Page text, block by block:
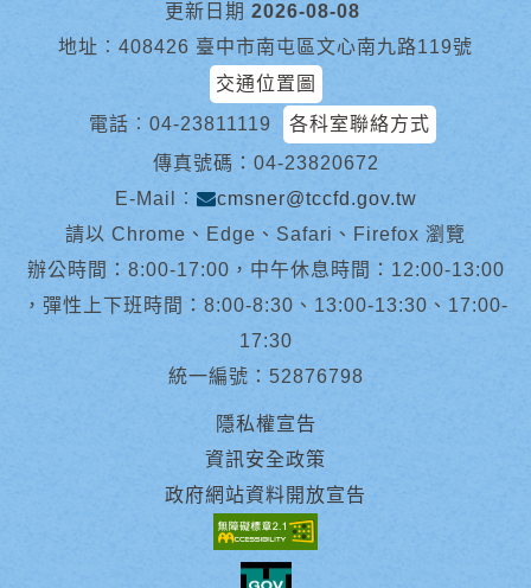
更新日期 2026-08-08
地址︰408426 臺中市南屯區文心南九路119號
交通位置圖
電話︰ 04-23811119
各科室聯絡方式
傳真號碼：04-23820672
E-Mail︰
cmsner@tccfd.gov.tw
請以 Chrome、Edge、Safari、Firefox 瀏覽
辦公時間：8:00-17:00，中午休息時間：12:00-13:00
，彈性上下班時間：8:00-8:30、13:00-13:30、17:00-
17:30
統一編號：52876798
隱私權宣告
資訊安全政策
政府網站資料開放宣告